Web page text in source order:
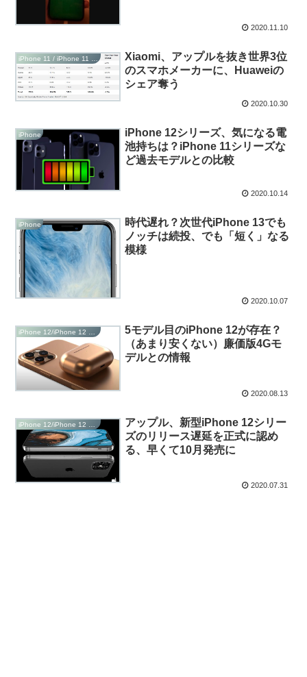
2020.11.10
iPhone 11 / iPhone 11 Pro / iPhone 11 Pro Max
Xiaomi、アップルを抜き世界3位
のスマホメーカーに、Huaweiの
シェア奪う
2020.10.30
iPhone
iPhone 12シリーズ、気になる電
池持ちは？iPhone 11シリーズな
ど過去モデルとの比較
2020.10.14
iPhone
時代遅れ？次世代iPhone 13でも
ノッチは続投、でも「短く」なる
模様
2020.10.07
5モデル目のiPhone 12が存在？
（あまり安くない）廉価版4Gモ
デルとの情報
2020.08.13
アップル、新型iPhone 12シリー
ズのリリース遅延を正式に認め
る、早くて10月発売に
2020.07.31